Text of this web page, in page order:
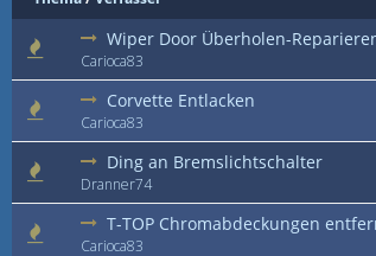
Wiper Door Überholen-
Carioca83
Corvette Entlacken
Carioca83
Ding an Bremslichtschalter
Dranner74
T-TOP Chromabdeckungen
Carioca83